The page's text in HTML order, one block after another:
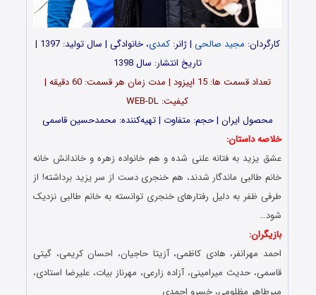
کارگردان: مجید صالحی | ژانر:کمدی
، خانوادگی | سال تولید: 1397 |
تاریخ انتشار: سال 1398
تعداد قسمت ها: 15 اپیزود | مدت زمان هر قسمت: 60 دقیقه |
کیفیت: WEB-DL
محصول ایران | حجم: متفاوت | تهیه‌کننده: محمدحسین قاسمی
خلاصه داستان:
عشق یزید به فتانه علنی شده و هم خانواده زهره و خاندانش خانه
خانم طالبی ماندگار شدند، هم خنجری دست از سر یزید برداشته! از
طرفی ظفر به دلیل رفتارهای خنجری توانسته به خانم طالبی نزدیک
شود…
بازیگران:
احمد مهرانفر، هادی کاظمی، آزیتا حاجیان، احسان کریمی، گیتی
قاسمی، حدیث میرامینی، آزاده زارعی، مهرناز بیات، علیرضا استادی،
میرطاهر مظلومی، خسرو احمدی